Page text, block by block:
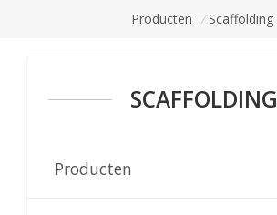
Producten /Scaffolding
SCAFFOLDING
Producten